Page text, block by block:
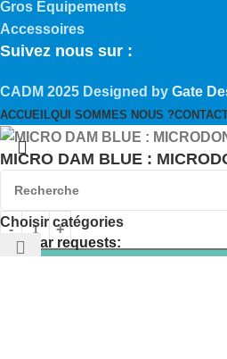
Gros Equipements
Accessoires
Suivez nous sur :
CADM 2025 Designed by Gate
ACCUEILQUI SOMMES NOUS ?
Choisir catégories
Popular requests:
MICRO DAM BLUE :
د.م.99,00